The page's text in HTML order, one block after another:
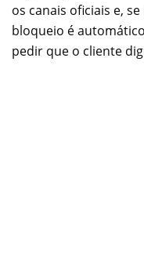
os canais oficiais e,
bloqueio é
pedir que o cliente